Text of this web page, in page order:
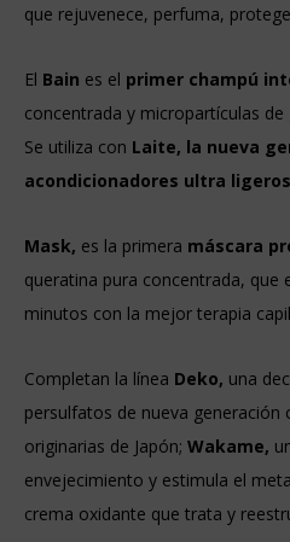
que rejuvenece, perfuma,
El Bain es el primer champú
concentrada y micropartículas
Se utiliza con Laite, la nueva
acondicionadores ultra
Mask, es la primera máscara
queratina pura concentrada, que
minutos con la mejor terapia
Completan la línea Deko, una
persulfatos de nueva generación
originarias de Japón; Wakame,
envejecimiento y estimula el
crema oxidante que trata y